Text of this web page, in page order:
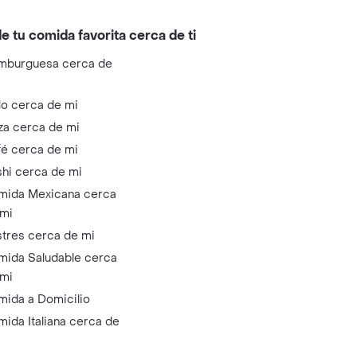
tu comida favorita cerca de ti
cerca de
cerca de mi
cerca de mi
cerca de mi
cerca de mi
Mexicana cerca
cerca de mi
Saludable cerca
a Domicilio
Italiana cerca de